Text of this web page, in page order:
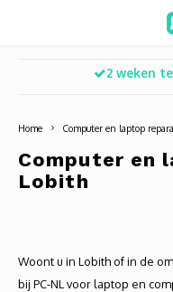
Hoofdmenu / ict
Office 365 for business
Refurbished laptops
Accessoires
Home Computer en laptop
Computer en
Lobith
Woont u in Lobith of in de
bij PC-NL voor laptop en